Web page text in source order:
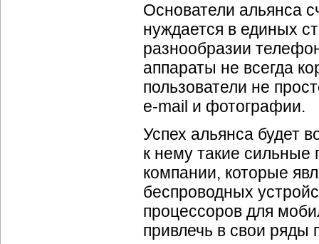
Основатели альянса
нуждается в единых
разнообразии
аппараты не всегда
пользователи не
e-mail и фотографии.
Успех альянса будет
к нему такие сильные
компании, которые
беспроводных
процессоров для
привлечь в свои ряды